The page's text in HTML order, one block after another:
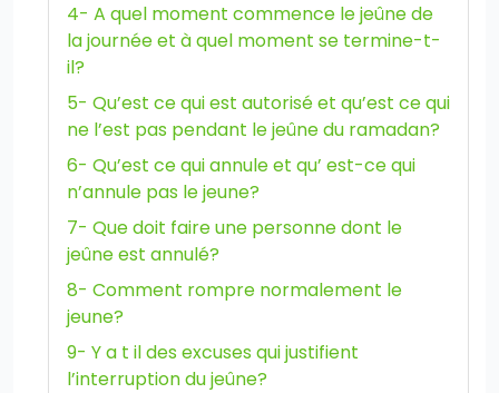
4- A quel moment commence le jeûne de
la journée et à quel moment se termine-t-
il?
5- Qu’est ce qui est autorisé et qu’est ce qui
ne l’est pas pendant le jeûne du ramadan?
6- Qu’est ce qui annule et qu’ est-ce qui
n’annule pas le jeune?
7- Que doit faire une personne dont le
jeûne est annulé?
8- Comment rompre normalement le
jeune?
9- Y a t il des excuses qui justifient
l’interruption du jeûne?